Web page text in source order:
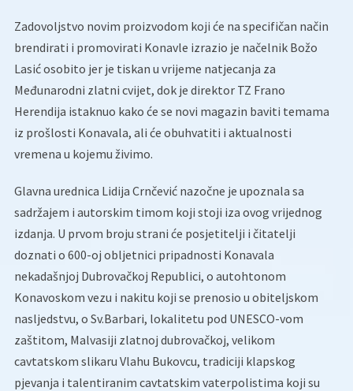
Zadovoljstvo novim proizvodom koji će na specifičan način
brendirati i promovirati Konavle izrazio je načelnik Božo
Lasić osobito jer je tiskan u vrijeme natjecanja za
Međunarodni zlatni cvijet, dok je direktor TZ Frano
Herendija istaknuo kako će se novi magazin baviti temama
iz prošlosti Konavala, ali će obuhvatiti i aktualnosti
vremena u kojemu živimo.
Glavna urednica Lidija Crnčević nazočne je upoznala sa
sadržajem i autorskim timom koji stoji iza ovog vrijednog
izdanja. U prvom broju strani će posjetitelji i čitatelji
doznati o 600-oj obljetnici pripadnosti Konavala
nekadašnjoj Dubrovačkoj Republici, o autohtonom
Konavoskom vezu i nakitu koji se prenosio u obiteljskom
nasljedstvu, o Sv.Barbari, lokalitetu pod UNESCO-vom
zaštitom, Malvasiji zlatnoj dubrovačkoj, velikom
cavtatskom slikaru Vlahu Bukovcu, tradiciji klapskog
pjevanja i talentiranim cavtatskim vaterpolistima koji su